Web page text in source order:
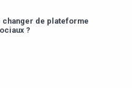
changer de plateforme
?